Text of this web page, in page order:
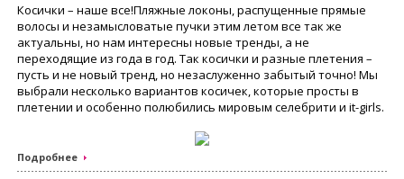
Косички – наше все!Пляжные локоны, распущенные прямые
волосы и незамысловатые пучки этим летом все так же
актуальны, но нам интересны новые тренды, а не
переходящие из года в год. Так косички и разные плетения –
пусть и не новый тренд, но незаслуженно забытый точно! Мы
выбрали несколько вариантов косичек, которые просты в
плетении и особенно полюбились мировым селебрити и it-girls.
Подробнее